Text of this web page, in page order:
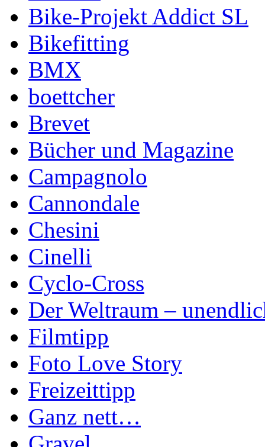
Bike-Projekt Addict SL
Bikefitting
BMX
boettcher
Brevet
Bücher und Magazine
Campagnolo
Cannondale
Chesini
Cinelli
Cyclo-Cross
Der Weltraum –
Filmtipp
Foto Love Story
Freizeittipp
Ganz nett…